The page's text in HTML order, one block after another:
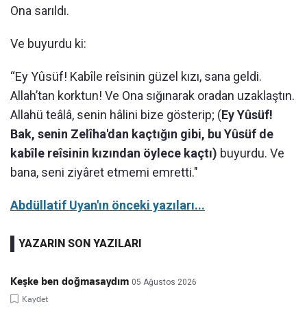
Ona sarıldı.
Ve buyurdu ki:
“Ey Yûsüf! Kabîle reîsinin güzel kızı, sana geldi.
Allah’tan korktun! Ve Ona sığınarak oradan uzaklaştın.
Allahü teâlâ, senin hâlini bize gösterip; (Ey Yûsüf!
Bak, senin Zelîha'dan kaçtığın gibi, bu Yûsüf de
kabîle reîsinin kızından öylece kaçtı) buyurdu. Ve
bana, seni ziyâret etmemi emretti."
Abdüllatif Uyan'ın önceki yazıları...
YAZARIN SON YAZILARI
Keşke ben doğmasaydım 05 Ağustos 2026
Kaydet